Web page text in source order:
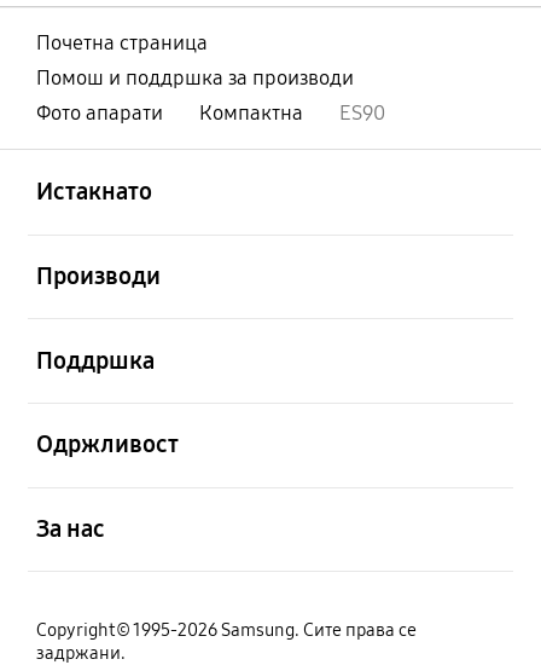
Почетна страница
Помош и поддршка за производи
Фото апарати
Компактна ES90
Истакнато
Производи
Поддршка
Одржливост
За нас
Copyright© 1995-2026 Samsung. Сите права се
задржани.